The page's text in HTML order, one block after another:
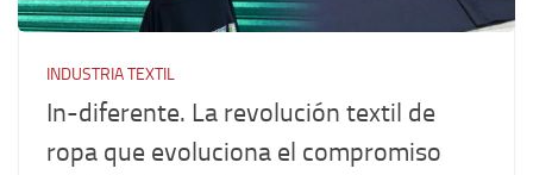
INDUSTRIA TEXTIL
In-diferente. La revolución textil de
ropa que evoluciona el compromiso